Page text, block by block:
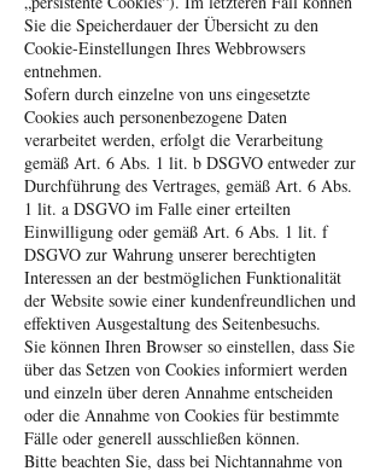
Sie die Speicherdauer der Übersicht zu den
Cookie-Einstellungen Ihres Webbrowsers
entnehmen.
Sofern durch einzelne von uns eingesetzte
Cookies auch personenbezogene Daten
verarbeitet werden, erfolgt die Verarbeitung
gemäß Art. 6 Abs. 1 lit. b DSGVO entweder zur
Durchführung des Vertrages, gemäß Art. 6 Abs.
1 lit. a DSGVO im Falle einer erteilten
Einwilligung oder gemäß Art. 6 Abs. 1 lit. f
DSGVO zur Wahrung unserer berechtigten
Interessen an der bestmöglichen Funktionalität
der Website sowie einer kundenfreundlichen und
effektiven Ausgestaltung des Seitenbesuchs.
Sie können Ihren Browser so einstellen, dass Sie
über das Setzen von Cookies informiert werden
und einzeln über deren Annahme entscheiden
oder die Annahme von Cookies für bestimmte
Fälle oder generell ausschließen können.
Bitte beachten Sie, dass bei Nichtannahme von